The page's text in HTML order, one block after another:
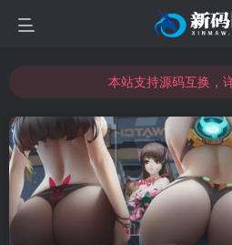
本站支持源码互换，
本站支持源码互换，